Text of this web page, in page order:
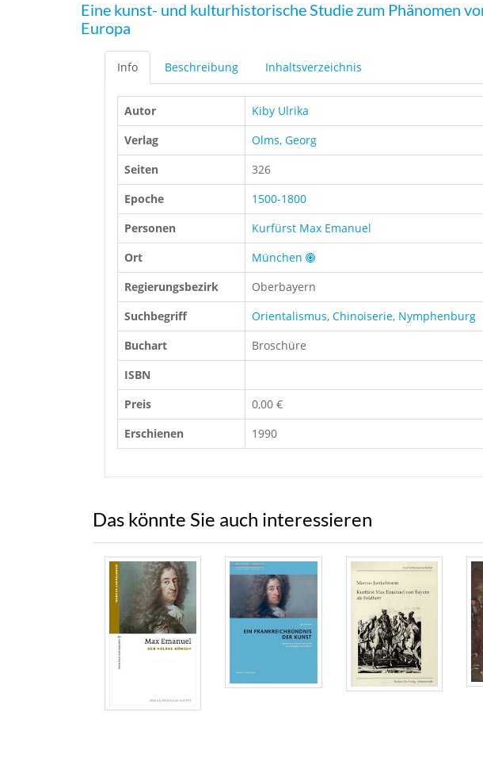
Eine kunst- und kulturhistorische Studie zum Phänomen
Europa
Info Beschreibung Inhaltsverzeichnis
Autor
Kiby Ulrika
Verlag
Olms, Georg
Seiten
326
Epoche
1500-1800
Personen
Kurfürst Max Emanuel
Ort
München
Regierungsbezirk
Oberbayern
Suchbegriff
Orientalismus, Chinoiserie, Nymphenburg
Buchart
Broschüre
ISBN
Preis
0,00 €
Erschienen
1990
Das könnte Sie auch interessieren